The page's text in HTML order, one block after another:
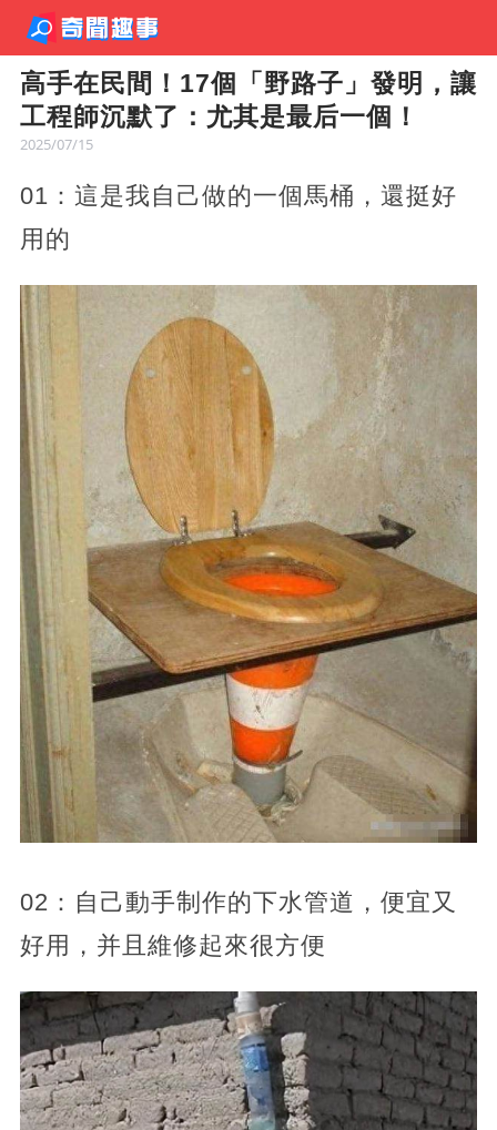
高手在民間！17個「野路子」發明，讓
工程師沉默了：尤其是最后一個！
2025/07/15
01：這是我自己做的一個馬桶，還挺好
用的
02：自己動手制作的下水管道，便宜又
好用，并且維修起來很方便